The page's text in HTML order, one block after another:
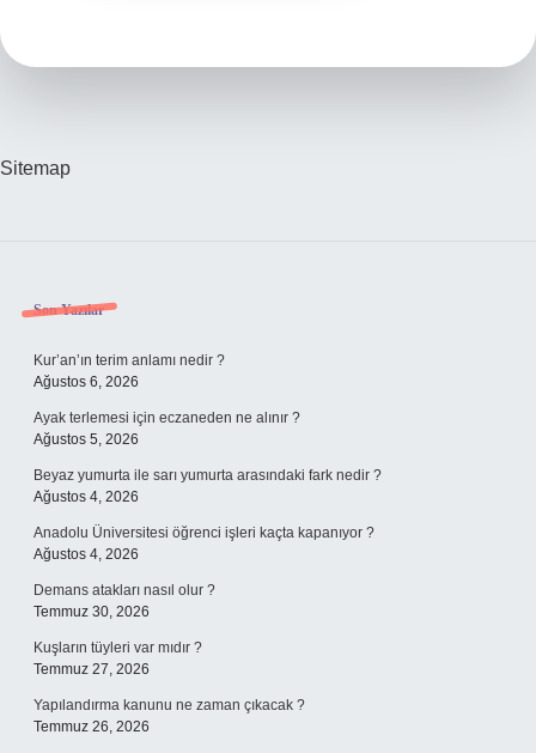
Sitemap
Sidebar
Son Yazılar
Kur’an’ın terim anlamı nedir ?
Ağustos 6, 2026
Ayak terlemesi için eczaneden ne alınır ?
Ağustos 5, 2026
Beyaz yumurta ile sarı yumurta arasındaki fark nedir ?
Ağustos 4, 2026
Anadolu Üniversitesi öğrenci işleri kaçta kapanıyor ?
Ağustos 4, 2026
Demans atakları nasıl olur ?
Temmuz 30, 2026
Kuşların tüyleri var mıdır ?
Temmuz 27, 2026
Yapılandırma kanunu ne zaman çıkacak ?
Temmuz 26, 2026